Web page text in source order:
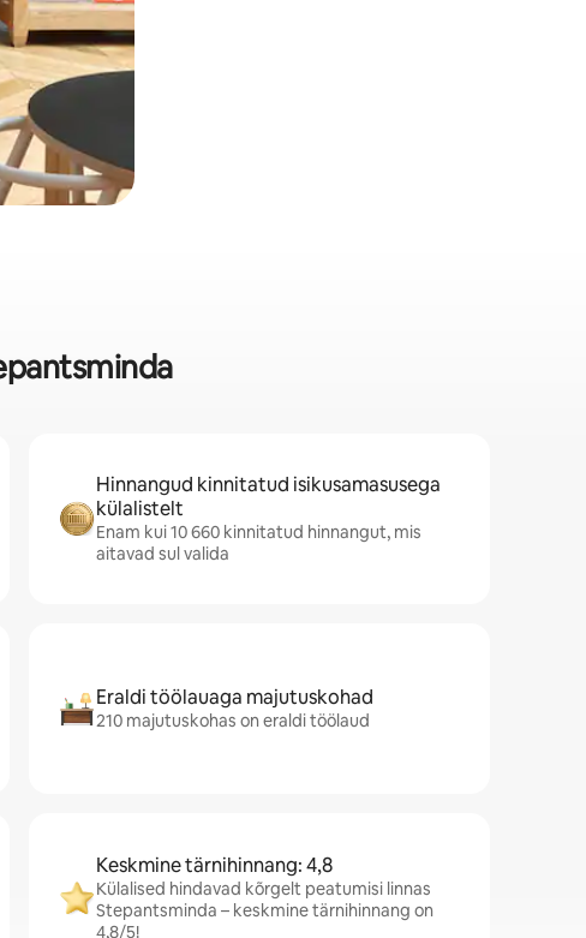
Hinnangud kinnitatud isikusamasusega
külalistelt
Enam kui 10 660 kinnitatud hinnangut, mis
aitavad sul valida
Eraldi töölauaga majutuskohad
210 majutuskohas on eraldi töölaud
Keskmine tärnihinnang: 4,8
Külalised hindavad kõrgelt peatumisi linnas
Stepantsminda – keskmine tärnihinnang on
4,8/5!